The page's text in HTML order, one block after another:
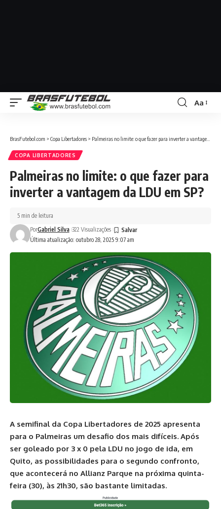
Aa
BrasFutebol.com > Copa Libertadores > Palmeiras no limite: o que fazer para inverter a vantagem da LDU em SP?
COPA LIBERTADORES
Palmeiras no limite: o que fazer para
inverter a vantagem da LDU em SP?
Última atualização: outubro 28, 2025 9:07 am
PorGabriel Silva 322 Visualizações
5 min de leitura
A semifinal da Copa Libertadores de 2025 apresenta
para o Palmeiras um desafio dos mais difíceis. Após
ser goleado por 3 x 0 pela LDU no jogo de ida, em
Quito, as possibilidades para o segundo confronto,
que acontecerá no Allianz Parque na próxima quinta-
feira (30), às 21h30, são bastante limitadas.